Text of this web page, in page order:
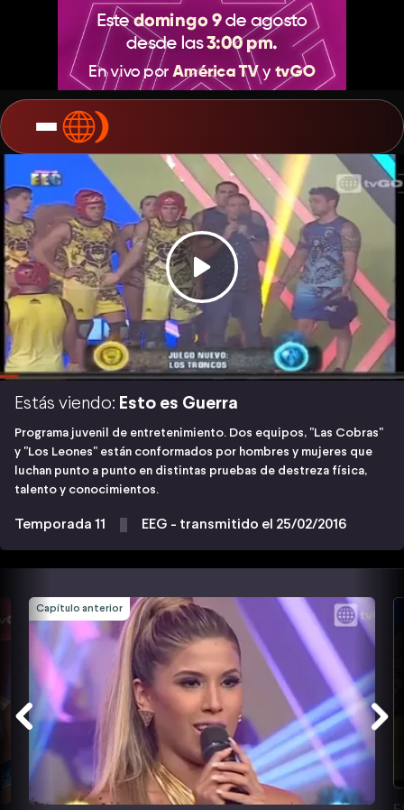
Estás viendo: Esto es Guerra
Programa juvenil de entretenimiento. Dos equipos, "Las Cobras"
y "Los Leones" están conformados por hombres y mujeres que
luchan punto a punto en distintas pruebas de destreza física,
talento y conocimientos.
Temporada 11 EEG - transmitido el 25/02/2016
Capítulo anterior